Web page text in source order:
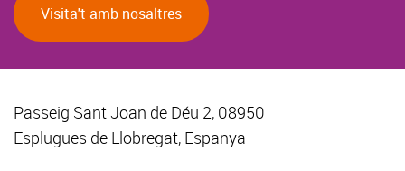
Visita't amb nosaltres
Passeig Sant Joan de Déu 2, 08950
Esplugues de Llobregat, Espanya